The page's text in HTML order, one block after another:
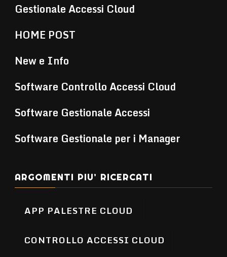
Gestionale Accessi Cloud
HOME POST
New e Info
Software Controllo Accessi Cloud
Software Gestionale Accessi
Software Gestionale per i Manager
ARGOMENTI PIU’ RICERCATI
APP PALESTRE CLOUD
CONTROLLO ACCESSI CLOUD